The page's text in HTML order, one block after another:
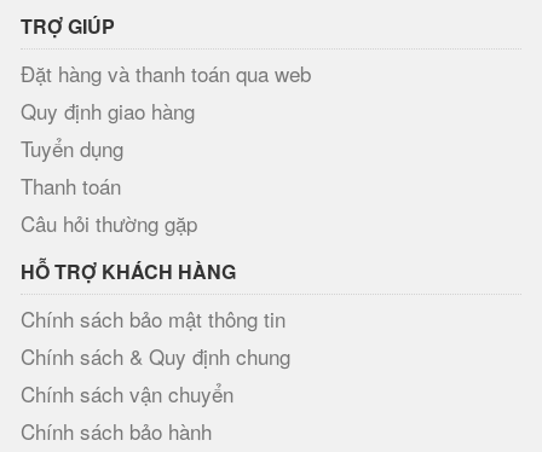
TRỢ GIÚP
Đặt hàng và thanh toán qua web
Quy định giao hàng
Tuyển dụng
Thanh toán
Câu hỏi thường gặp
HỖ TRỢ KHÁCH HÀNG
Chính sách bảo mật thông tin
Chính sách & Quy định chung
Chính sách vận chuyển
Chính sách bảo hành